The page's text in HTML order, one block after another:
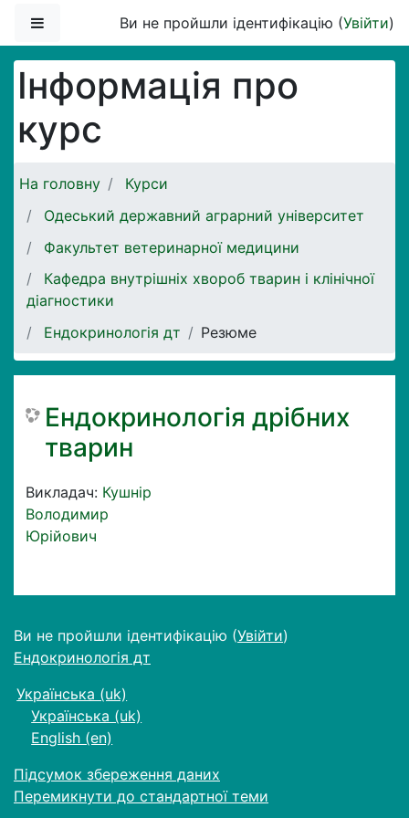
Бокова панельВи не пройшли ідентифікацію (Увійти)
Інформація про
курс
На головну
Курси
Одеський державний аграрний університет
Факультет ветеринарної медицини
Кафедра внутрішніх хвороб тварин і клінічної
діагностики
Ендокринологія дт
Резюме
Ендокринологія дрібних
тварин
Викладач: Кушнір
Володимир
Юрійович
Ви не пройшли ідентифікацію (Увійти)
Ендокринологія дт
Українська ‎(uk)‎
Українська ‎(uk)‎
English ‎(en)‎
Підсумок збереження даних
Перемикнути до стандартної теми